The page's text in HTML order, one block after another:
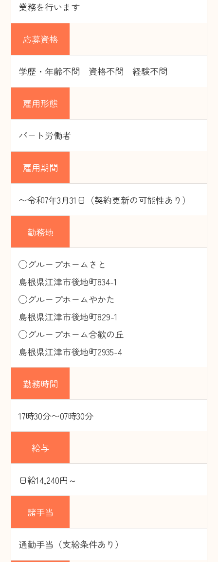
保育事業
あさりこども園
（幼保連携型認定こども園）
さくらこども園
（保育所型認定こども園）
育成事業・放課後児童ク
ラブ
高角放課後児童クラブ
住宅事業
サービス付き高齢者向け住宅
『もりハウス』
お問い合わせ
業務を行います
応募資格
学歴・年齢不問 資格不問 経験不問
雇用形態
パート労働者
雇用期間
〜令和7年3月31日（契約更新の可能性あり）
勤務地
◯グループホームさと
島根県江津市後地町834-1
◯グループホームやかた
島根県江津市後地町829-1
◯グループホーム合歓の丘
島根県江津市後地町2935-4
勤務時間
17時30分〜07時30分
給与
日給14,240円～
諸手当
通勤手当（支給条件あり）